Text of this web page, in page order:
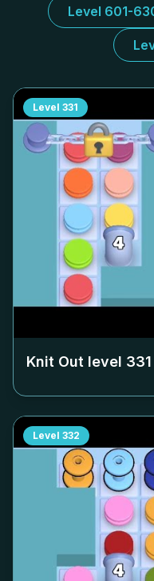
Level 601-
Level 331
Knit Out level 331
Level 332